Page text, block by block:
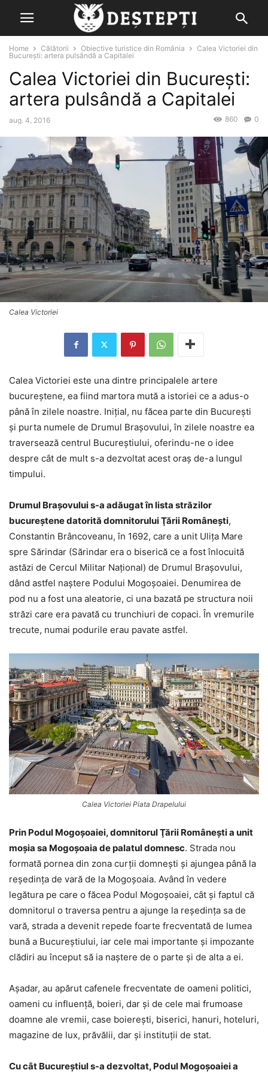
Home Călătorii Obiective turistice din România
Calea Victoriei din
București: artera pulsândă a Capitalei
Calea Victoriei din București:
artera pulsândă a Capitalei
aug. 4, 2016 0
860
Calea Victoriei
Calea Victoriei este una dintre principalele artere
bucureştene, ea fiind martora mută a istoriei ce a adus-o
până în zilele noastre. Iniţial, nu făcea parte din Bucureşti
şi purta numele de Drumul Brașovului, în zilele noastre ea
traversează centrul Bucureştiului, oferindu-ne o idee
despre cât de mult s-a dezvoltat acest oraş de-a lungul
timpului.
Drumul Brașovului s-a adăugat în lista străzilor
bucureştene datorită domnitorului Ţării Româneşti,
Constantin Brâncoveanu, în 1692, care a unit Uliţa Mare
spre Sărindar (Sărindar era o biserică ce a fost înlocuită
astăzi de Cercul Militar Naţional) de Drumul Brașovului,
dând astfel naştere Podului Mogoșoaiei. Denumirea de
pod nu a fost una aleatorie, ci una bazată pe structura noii
străzi care era pavată cu trunchiuri de copaci. În vremurile
trecute, numai podurile erau pavate astfel.
Calea Victoriei Piata Drapelului
Prin Podul Mogoșoaiei, domnitorul Ţării Româneşti a unit
moşia sa Mogoşoaia de palatul domnesc. Strada nou
formată pornea din zona curţii domneşti şi ajungea până la
reşedinţa de vară de la Mogoşoaia. Având în vedere
legătura pe care o făcea Podul Mogoșoaiei, cât şi faptul că
domnitorul o traversa pentru a ajunge la reşedinţa sa de
vară, strada a devenit repede foarte frecventată de lumea
bună a Bucureştiului, iar cele mai importante şi impozante
clădiri au început să ia naştere de o parte şi de alta a ei.
Aşadar, au apărut cafenele frecventate de oameni politici,
oameni cu influenţă, boieri, dar şi de cele mai frumoase
doamne ale vremii, case boiereşti, biserici, hanuri, hoteluri,
magazine de lux, prăvălii, dar şi instituţii de stat.
Cu cât Bucureştiul s-a dezvoltat, Podul Mogoșoaiei a